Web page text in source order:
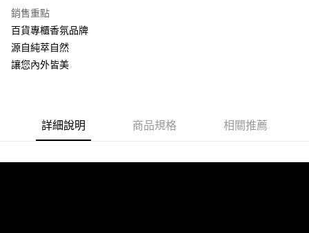
每筆NT$60，滿NT$880(含以上)免運費
付款後7-11取貨
每筆NT$60，滿NT$880(含以上)免運費
銷售重點
百貨專櫃香氛品牌
源自純萃自然
讓您內外皆美
詳細說明 商品規格 相關推薦